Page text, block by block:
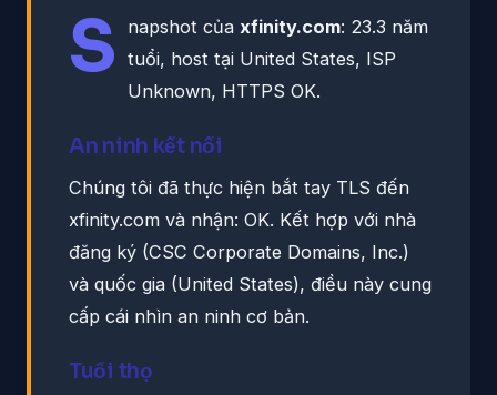
S napshot của xfinity.com: 23.3 năm
tuổi, host tại United States, ISP
Unknown, HTTPS OK.
An ninh kết nối
Chúng tôi đã thực hiện bắt tay TLS đến
xfinity.com và nhận: OK. Kết hợp với nhà
đăng ký (CSC Corporate Domains, Inc.)
và quốc gia (United States), điều này cung
cấp cái nhìn an ninh cơ bản.
Tuổi thọ